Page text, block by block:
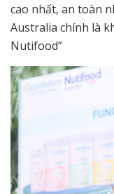
cao nhất, an toàn
Australia chính là
Nutifood”